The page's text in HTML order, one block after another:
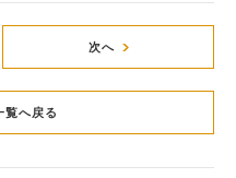
次へ
覧へ戻る